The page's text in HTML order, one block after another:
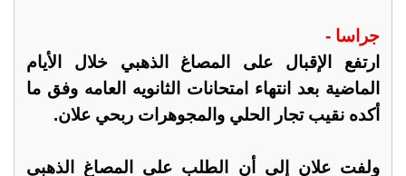
جراسا -
ارتفع الإقبال على المصاغ الذهبي خلال الأيام
الماضية بعد انتهاء امتحانات الثانويه العامه وفق ما
أكده نقيب تجار الحلي والمجوهرات ربحي علان.
ولفت علان إلى أن الطلب على المصاغ الذهبي